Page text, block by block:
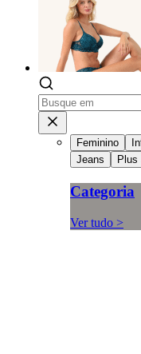
Feminino
Jeans
Plus
Categoria
Ver tudo >